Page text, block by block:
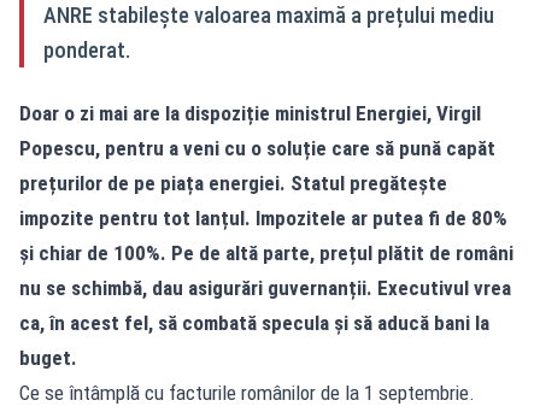
ANRE stabilește valoarea maximă a prețului mediu
ponderat.
Doar o zi mai are la dispoziție ministrul Energiei, Virgil
Popescu, pentru a veni cu o soluție care să pună capăt
prețurilor de pe piața energiei. Statul pregătește
impozite pentru tot lanțul. Impozitele ar putea fi de 80%
și chiar de 100%. Pe de altă parte, prețul plătit de români
nu se schimbă, dau asigurări guvernanții. Executivul vrea
ca, în acest fel, să combată specula și să aducă bani la
buget.
Ce se întâmplă cu facturile românilor de la 1 septembrie.